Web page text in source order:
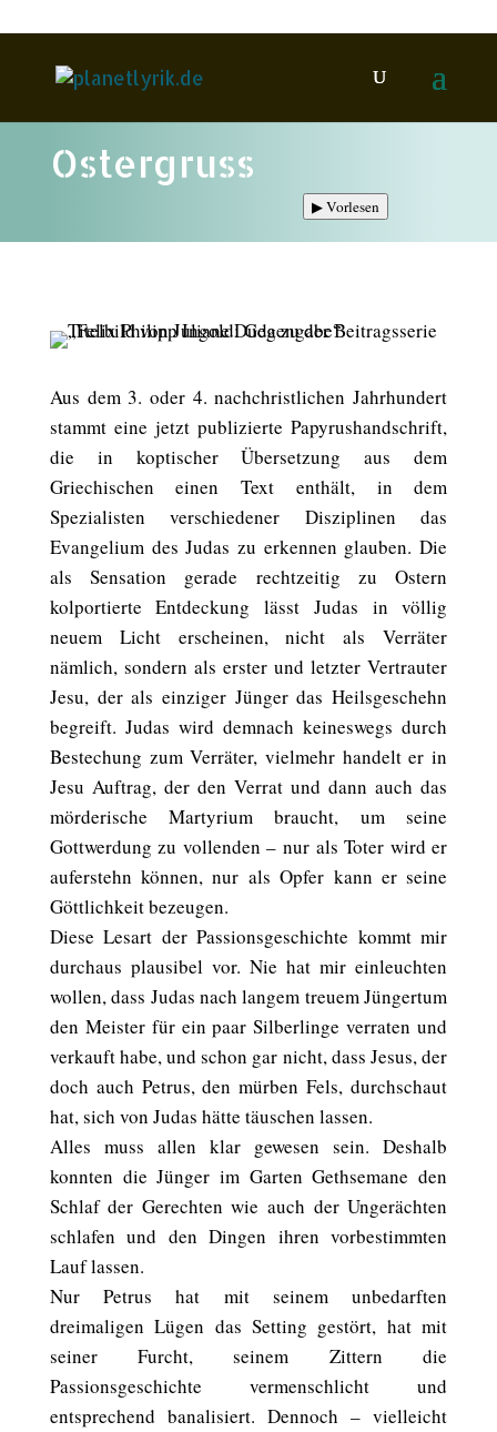
Ostergruss
▶Vorlesen
Aus dem 3. oder 4. nachchristlichen Jahrhundert
stammt eine jetzt publizierte Papyrushandschrift,
die in koptischer Übersetzung aus dem
Griechischen einen Text enthält, in dem
Spezialisten verschiedener Disziplinen das
Evangelium des Judas zu erkennen glauben. Die
als Sensation gerade rechtzeitig zu Ostern
kolportierte Entdeckung lässt Judas in völlig
neuem Licht erscheinen, nicht als Verräter
nämlich, sondern als erster und letzter Vertrauter
Jesu, der als einziger Jünger das Heilsgeschehn
begreift. Judas wird demnach keineswegs durch
Bestechung zum Verräter, vielmehr handelt er in
Jesu Auftrag, der den Verrat und dann auch das
mörderische Martyrium braucht, um seine
Gottwerdung zu vollenden – nur als Toter wird er
auferstehn können, nur als Opfer kann er seine
Göttlichkeit bezeugen.
Diese Lesart der Passionsgeschichte kommt mir
durchaus plausibel vor. Nie hat mir einleuchten
wollen, dass Judas nach langem treuem Jüngertum
den Meister für ein paar Silberlinge verraten und
verkauft habe, und schon gar nicht, dass Jesus, der
doch auch Petrus, den mürben Fels, durchschaut
hat, sich von Judas hätte täuschen lassen.
Alles muss allen klar gewesen sein. Deshalb
konnten die Jünger im Garten Gethsemane den
Schlaf der Gerechten wie auch der Ungerächten
schlafen und den Dingen ihren vorbestimmten
Lauf lassen.
Nur Petrus hat mit seinem unbedarften
dreimaligen Lügen das Setting gestört, hat mit
seiner Furcht, seinem Zittern die
Passionsgeschichte vermenschlicht und
entsprechend banalisiert. Dennoch – vielleicht